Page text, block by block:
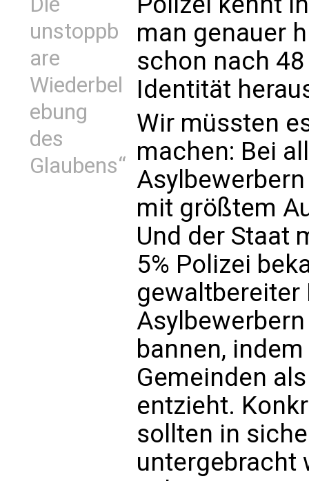
unstoppb
are
Wiederbel
ebung
des
Glaubens“
man genauer
schon nach
Identität
Wir müssten
machen: Bei
mit größtem
Und der Staat
5% Polizei
gewaltbereiter
bannen,
Gemeinden
entzieht.
sollten in
untergebracht